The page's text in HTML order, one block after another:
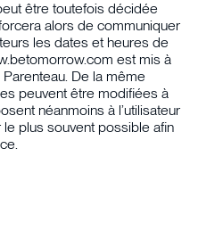
être toutefois décidée
alors de communiquer
les dates et heures de
est mis à
De la même
peuvent être modifiées à
néanmoins à l’utilisateur
le plus souvent possible afin